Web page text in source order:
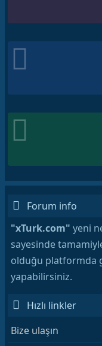
Forum info
"xTurk.com" yeni
sayesinde
olduğu platformda
yapabilirsiniz.
Hızlı linkler
Bize ulaşın